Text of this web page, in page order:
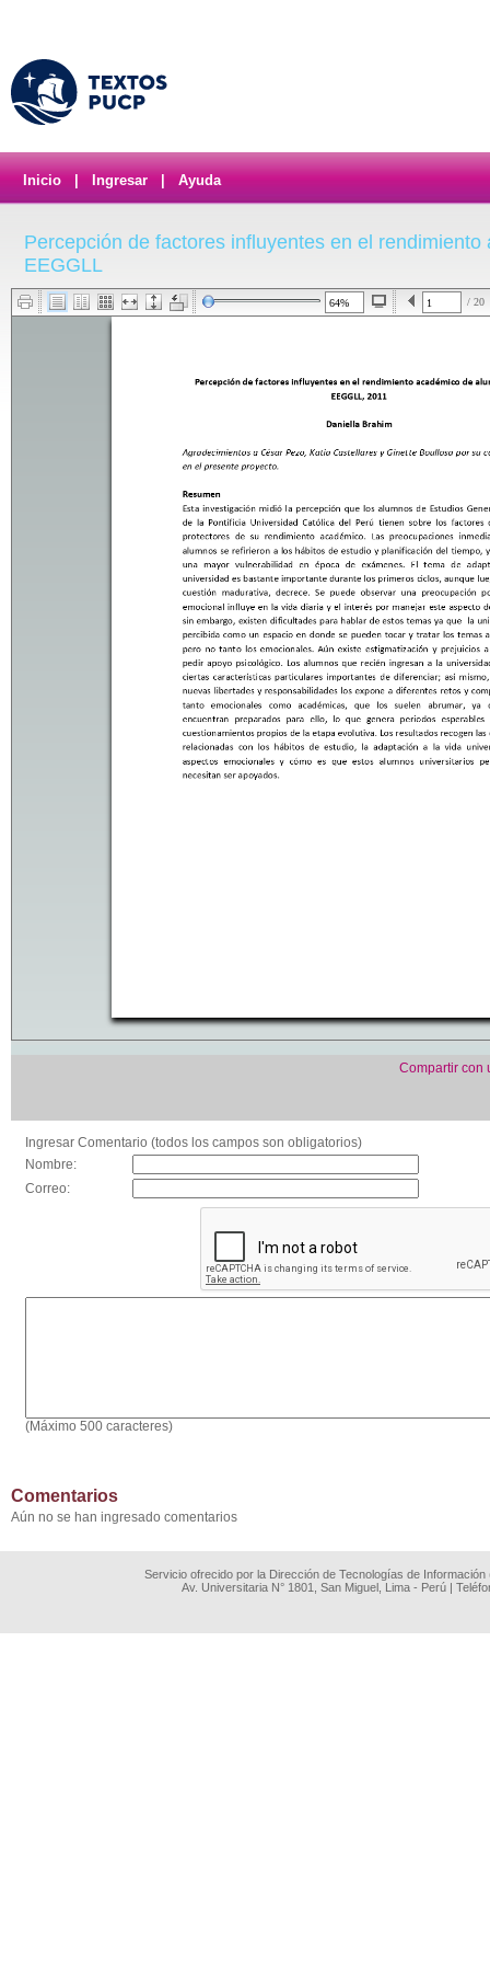
Inicio Ingresar Ayuda
Percepción de factores influyentes en el
EEGGLL
/ 20
Compartir con
Ingresar Comentario (todos los campos son obligatorios)
Nombre:
Correo:
(Máximo 500 caracteres)
Comentarios
Aún no se han ingresado comentarios
Servicio ofrecido por la Dirección de Tecnologías de
Av. Universitaria N° 1801, San Miguel, Lima - Perú |